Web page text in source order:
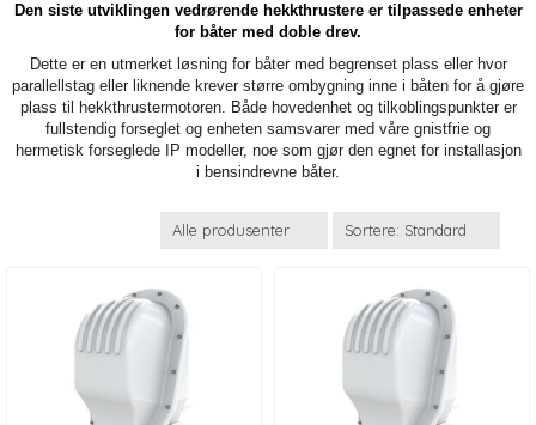
Den siste utviklingen vedrørende hekkthrustere er tilpassede enheter
for båter med doble drev.
Dette er en utmerket løsning for båter med begrenset plass eller hvor
parallellstag eller liknende krever større ombygning inne i båten for å gjøre
plass til hekkthrustermotoren. Både hovedenhet og tilkoblingspunkter er
fullstendig forseglet og enheten samsvarer med våre gnistfrie og
hermetisk forseglede IP modeller, noe som gjør den egnet for installasjon
i bensindrevne båter.